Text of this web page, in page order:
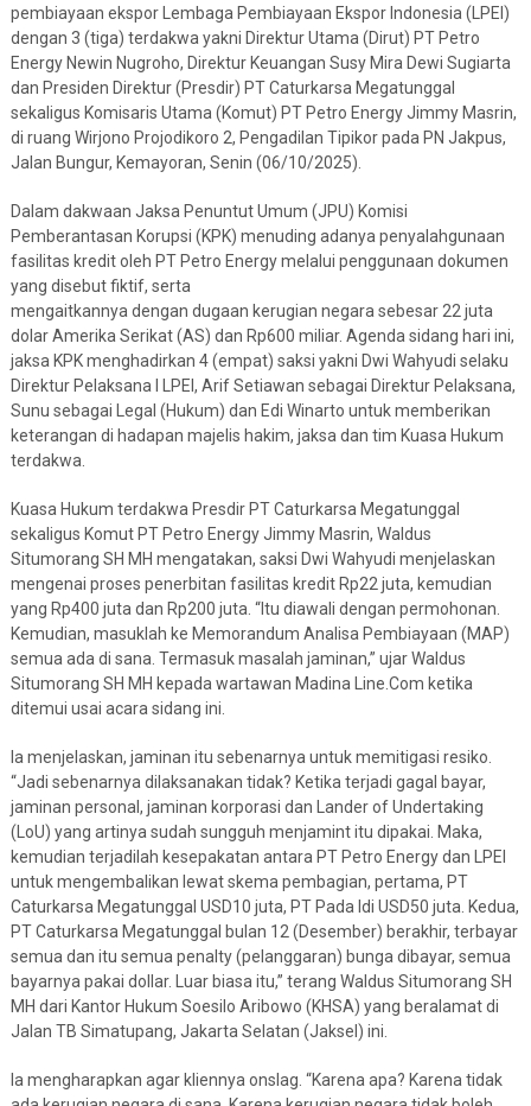
pembiayaan ekspor Lembaga Pembiayaan Ekspor Indonesia (LPEI)
dengan 3 (tiga) terdakwa yakni Direktur Utama (Dirut) PT Petro
Energy Newin Nugroho, Direktur Keuangan Susy Mira Dewi Sugiarta
dan Presiden Direktur (Presdir) PT Caturkarsa Megatunggal
sekaligus Komisaris Utama (Komut) PT Petro Energy Jimmy Masrin,
di ruang Wirjono Projodikoro 2, Pengadilan Tipikor pada PN Jakpus,
Jalan Bungur, Kemayoran, Senin (06/10/2025).
Dalam dakwaan Jaksa Penuntut Umum (JPU) Komisi
Pemberantasan Korupsi (KPK) menuding adanya penyalahgunaan
fasilitas kredit oleh PT Petro Energy melalui penggunaan dokumen
yang disebut fiktif, serta
mengaitkannya dengan dugaan kerugian negara sebesar 22 juta
dolar Amerika Serikat (AS) dan Rp600 miliar. Agenda sidang hari ini,
jaksa KPK menghadirkan 4 (empat) saksi yakni Dwi Wahyudi selaku
Direktur Pelaksana I LPEI, Arif Setiawan sebagai Direktur Pelaksana,
Sunu sebagai Legal (Hukum) dan Edi Winarto untuk memberikan
keterangan di hadapan majelis hakim, jaksa dan tim Kuasa Hukum
terdakwa.
Kuasa Hukum terdakwa Presdir PT Caturkarsa Megatunggal
sekaligus Komut PT Petro Energy Jimmy Masrin, Waldus
Situmorang SH MH mengatakan, saksi Dwi Wahyudi menjelaskan
mengenai proses penerbitan fasilitas kredit Rp22 juta, kemudian
yang Rp400 juta dan Rp200 juta. “Itu diawali dengan permohonan.
Kemudian, masuklah ke Memorandum Analisa Pembiayaan (MAP)
semua ada di sana. Termasuk masalah jaminan,” ujar Waldus
Situmorang SH MH kepada wartawan Madina Line.Com ketika
ditemui usai acara sidang ini.
Ia menjelaskan, jaminan itu sebenarnya untuk memitigasi resiko.
“Jadi sebenarnya dilaksanakan tidak? Ketika terjadi gagal bayar,
jaminan personal, jaminan korporasi dan Lander of Undertaking
(LoU) yang artinya sudah sungguh menjamint itu dipakai. Maka,
kemudian terjadilah kesepakatan antara PT Petro Energy dan LPEI
untuk mengembalikan lewat skema pembagian, pertama, PT
Caturkarsa Megatunggal USD10 juta, PT Pada Idi USD50 juta. Kedua,
PT Caturkarsa Megatunggal bulan 12 (Desember) berakhir, terbayar
semua dan itu semua penalty (pelanggaran) bunga dibayar, semua
bayarnya pakai dollar. Luar biasa itu,” terang Waldus Situmorang SH
MH dari Kantor Hukum Soesilo Aribowo (KHSA) yang beralamat di
Jalan TB Simatupang, Jakarta Selatan (Jaksel) ini.
Ia mengharapkan agar kliennya onslag. “Karena apa? Karena tidak